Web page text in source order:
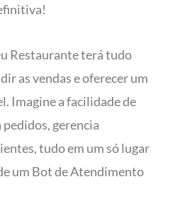
Restaurante terá tudo
as vendas e oferecer um
Imagine a facilidade de
gerencia
tudo em um só lugar
um Bot de Atendimento